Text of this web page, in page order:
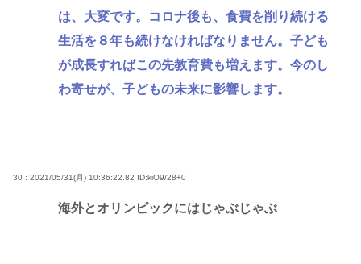
は、大変です。コロナ後も、食費を削り続ける
生活を８年も続けなければなりません。子ども
が成長すればこの先教育費も増えます。今のし
わ寄せが、子どもの未来に影響します。
30 : 2021/05/31(月) 10:36:22.82 ID:kiO9/28+0
海外とオリンピックにはじゃぶじゃぶ